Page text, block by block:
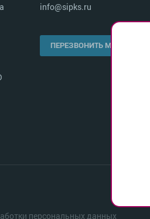
info@sipks.ru
ПЕРЕЗВОНИТЬ МНЕ
персональных данных